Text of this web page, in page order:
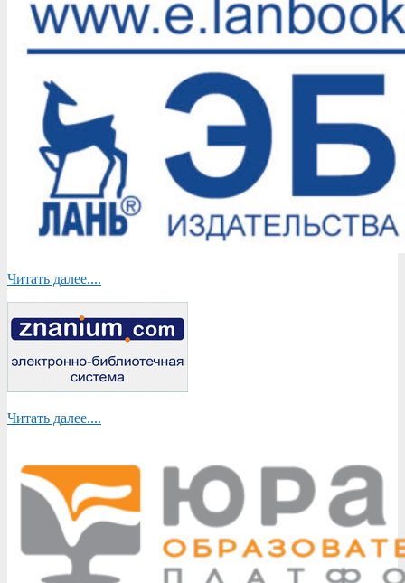
Читать далее....
Читать далее....